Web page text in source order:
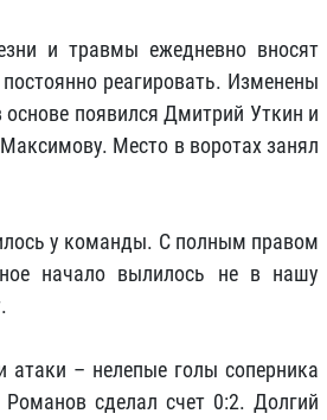
и травмы ежедневно вносят
реагировать. Изменены
появился Дмитрий Уткин и
Место в воротах занял
у команды. С полным правом
начало вылилось не в нашу
– нелепые голы соперника
сделал счет 0:2. Долгий